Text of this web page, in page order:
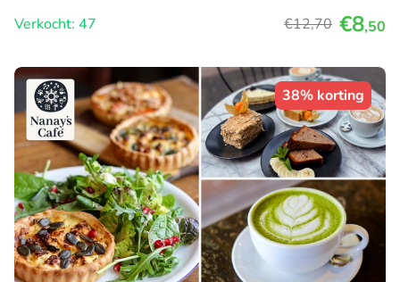
Verkocht: 47
€12,70 €8,50
38% korting